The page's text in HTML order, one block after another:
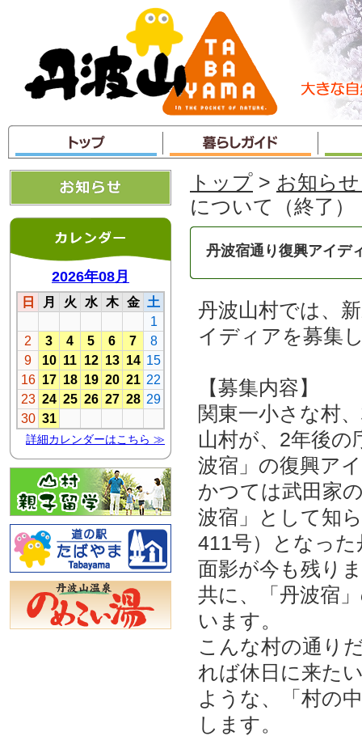
ャ
ン
プ
トップ > お知ら
について（終了）
丹波宿通り復興アイデ
丹波山村では、
イディアを募集
【募集内容】
関東一小さな村
山村が、2年後の
波宿」の復興ア
かつては武田家
波宿」として知
411号）となっ
面影が今も残り
共に、「丹波宿
います。
こんな村の通り
れば休日に来た
ような、「村の
します。